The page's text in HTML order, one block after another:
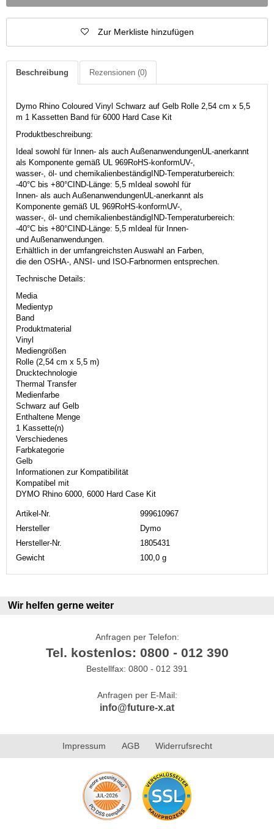
Zur Merkliste hinzufügen
Beschreibung Rezensionen (0)
Dymo Rhino Coloured Vinyl Schwarz auf Gelb Rolle 2,54 cm x 5,5
m 1 Kassetten Band für 6000 Hard Case Kit
Produktbeschreibung:
Ideal sowohl für Innen- als auch AußenanwendungenUL-anerkannt
als Komponente gemäß UL 969RoHS-konformUV-,
wasser-, öl- und chemikalienbeständigIND-Temperaturbereich:
-40°C bis +80°CIND-Länge: 5,5 mIdeal sowohl für
Innen- als auch AußenanwendungenUL-anerkannt als
Komponente gemäß UL 969RoHS-konformUV-,
wasser-, öl- und chemikalienbeständigIND-Temperaturbereich:
-40°C bis +80°CIND-Länge: 5,5 mIdeal für Innen-
und Außenanwendungen.
Erhältlich in der umfangreichsten Auswahl an Farben,
die den OSHA-, ANSI- und ISO-Farbnormen entsprechen.
Technische Details:
Media
Medientyp
Band
Produktmaterial
Vinyl
Mediengrößen
Rolle (2,54 cm x 5,5 m)
Drucktechnologie
Thermal Transfer
Medienfarbe
Schwarz auf Gelb
Enthaltene Menge
1 Kassette(n)
Verschiedenes
Farbkategorie
Gelb
Informationen zur Kompatibilität
Kompatibel mit
DYMO Rhino 6000, 6000 Hard Case Kit
Artikel-Nr.
999610967
Hersteller
Dymo
Hersteller-Nr.
1805431
Gewicht
100,0 g
Wir helfen gerne weiter
Anfragen per Telefon:
Tel. kostenlos: 0800 - 012 390
Bestellfax: 0800 - 012 391
Anfragen per E-Mail:
info@future-x.at
Impressum AGB Widerrufsrecht